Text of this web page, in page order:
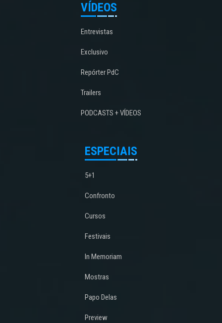
VÍDEOS
Entrevistas
Exclusivo
Repórter PdC
Trailers
PODCASTS + VÍDEOS
ESPECIAIS
5+1
Confronto
Cursos
Festivais
In Memoriam
Mostras
Papo Delas
Preview